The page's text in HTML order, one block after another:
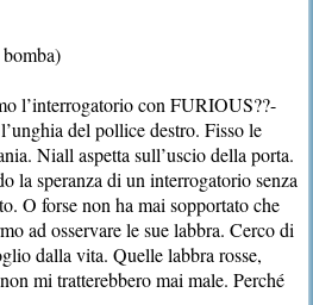
l’interrogatorio con FURIOUS??-
del pollice destro. Fisso le
Niall aspetta sull’uscio della porta.
la speranza di un interrogatorio senza
O forse non ha mai sopportato che
ad osservare le sue labbra. Cerco di
dalla vita. Quelle labbra rosse,
mi tratterebbero mai male. Perché